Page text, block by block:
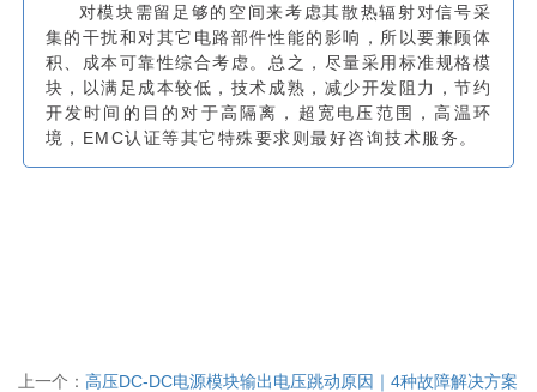
对模块需留足够的空间来考虑其散热辐射对信号采
集的干扰和对其它电路部件性能的影响，所以要兼顾体
积、成本可靠性综合考虑。总之，尽量采用标准规格模
块，以满足成本较低，技术成熟，减少开发阻力，节约
开发时间的目的对于高隔离，超宽电压范围，高温环
境，EMC认证等其它特殊要求则最好咨询技术服务。
上一个： 高压DC-DC电源模块输出电压跳动原因｜4种故障解决方案